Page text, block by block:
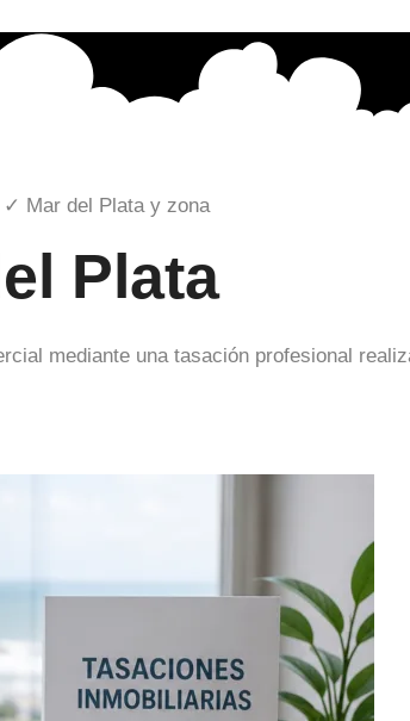
Mar del Plata y zona
Plata
mediante una tasación profesional